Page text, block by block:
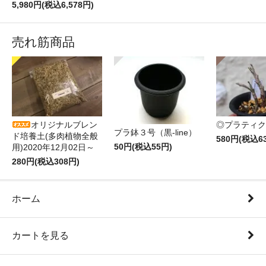
5,980円(税込6,578円)
売れ筋商品
オリジナルブレン
ド培養土(多肉植物全般
用)2020年12月02日～
280円(税込308円)
プラ鉢３号（黒-line）
50円(税込55円)
◎プラティ
580円(税込
ホーム
カートを見る